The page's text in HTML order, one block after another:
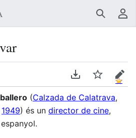
Buscar
Descarregar en
Vigilar
(Calzada de Calatrava,
1949) és un director de cine,
espanyol.